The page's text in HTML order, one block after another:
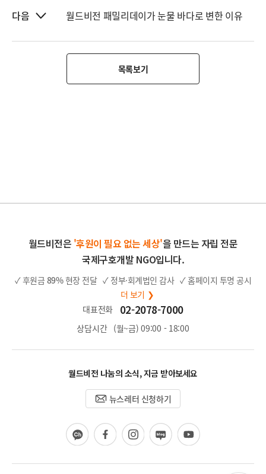
다음 월드비전 패밀리데이가 눈물 바다로 변한 이유
목록보기
월드비전은 '후원이 필요 없는 세상'을 만드는 자립 전문
국제구호개발 NGO입니다.
✓ 후원금 89%현장 전달 ✓ 정부·회계법인 감사 ✓ 홈페이지 투명 공시
더 보기 ❯
대표전화
02-2078-7000
상담시간 (월~금) 09:00 - 18:00
월드비전 나눔의 소식, 지금 받아보세요
뉴스레터 신청하기
카
카
채
페
이
북
인
스
그
블
로
유
튜